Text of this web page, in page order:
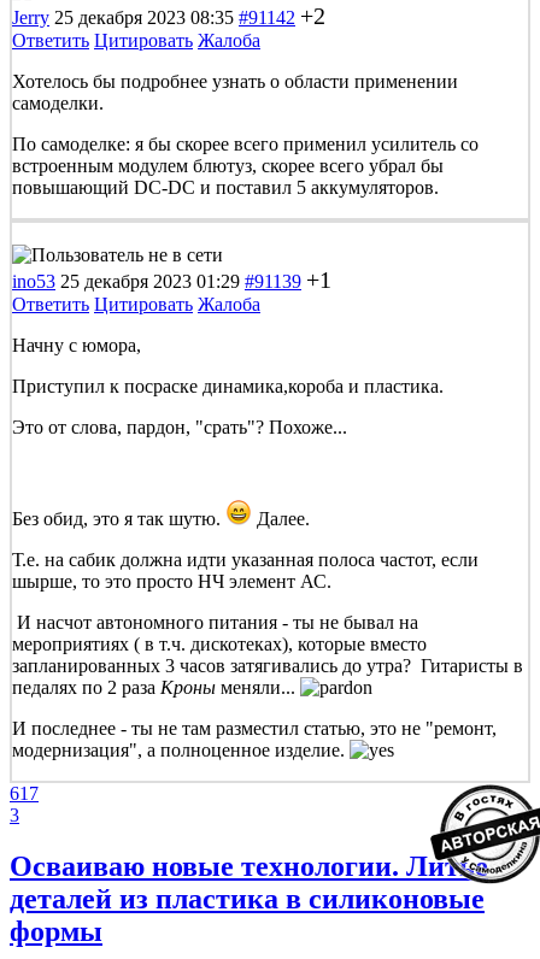
Jerry 25 декабря 2023 08:35 #91142 +2
Ответить Цитировать Жалоба
Хотелось бы подробнее узнать о области применении
самоделки.
По самоделке: я бы скорее всего применил усилитель со
встроенным модулем блютуз, скорее всего убрал бы
повышающий DC-DC и поставил 5 аккумуляторов.
ino53 25 декабря 2023 01:29 #91139 +1
Ответить Цитировать Жалоба
Начну с юмора,
Приступил к посраске динамика,короба и пластика.
Это от слова, пардон, "срать"? Похоже...
Без обид, это я так шутю.
Далее.
Т.е. на сабик должна идти указанная полоса частот, если
шырше, то это просто НЧ элемент АС.
И насчот автономного питания - ты не бывал на
мероприятиях ( в т.ч. дискотеках), которые вместо
запланированных 3 часов затягивались до утра? Гитаристы в
педалях по 2 раза Кроны меняли...
И последнее - ты не там разместил статью, это не "ремонт,
модернизация", а полноценное изделие.
617
3
Осваиваю новые технологии. Литье
деталей из пластика в силиконовые
формы